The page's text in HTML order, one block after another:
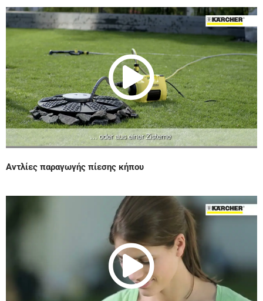
Play
Αντλίες παραγωγής πίεσης κήπου
Play